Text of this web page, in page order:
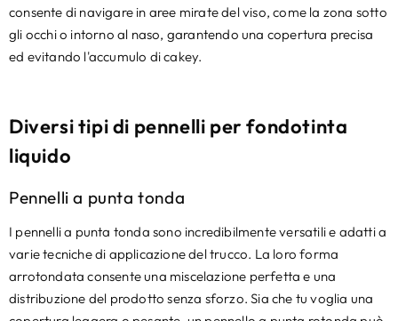
consente di navigare in aree mirate del viso, come la zona sotto
gli occhi o intorno al naso, garantendo una copertura precisa
ed evitando l'accumulo di cakey.
Diversi tipi di pennelli per fondotinta
liquido
Pennelli a punta tonda
I pennelli a punta tonda sono incredibilmente versatili e adatti a
varie tecniche di applicazione del trucco. La loro forma
arrotondata consente una miscelazione perfetta e una
distribuzione del prodotto senza sforzo. Sia che tu voglia una